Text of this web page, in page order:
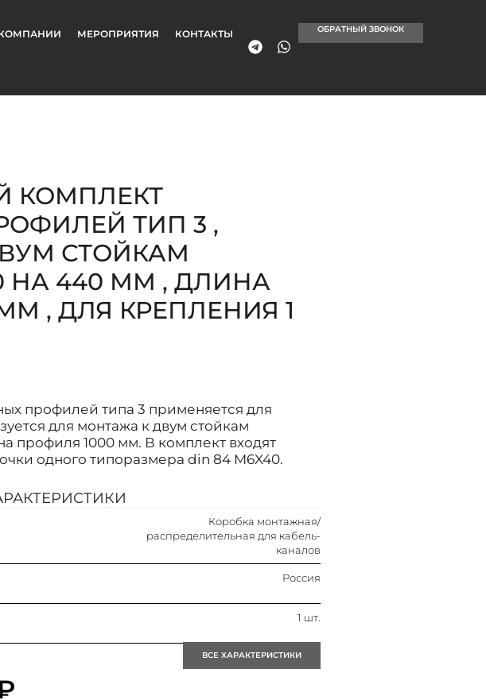
МЕРОПРИЯТИЯ КОНТАКТЫ ОБРАТНЫЙ ЗВОНОК
КОМПЛЕКТ
ТИП 3 ,
СТОЙКАМ
НА 440 ММ , ДЛИНА
, ДЛЯ КРЕПЛЕНИЯ 1
профилей типа 3 применяется для
для монтажа к двум стойкам
профиля 1000 мм. В комплект входят
одного типоразмера din 84 M6X40.
Коробка монтажная/
распределительная для кабель-
каналов
Россия
1 шт.
1 шт.
ВСЕ ХАРАКТЕРИСТИКИ